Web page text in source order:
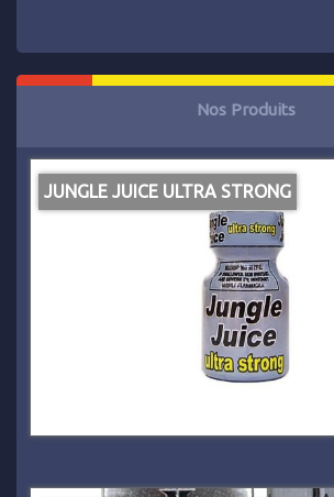
Nos Produits
JUNGLE JUICE ULTRA STRONG